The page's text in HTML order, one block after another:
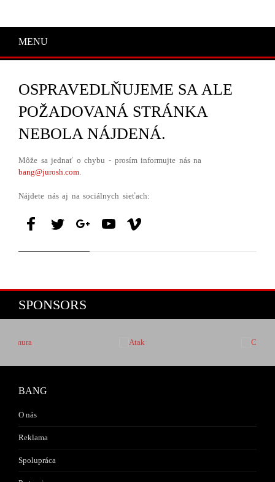
MENU
OSPRAVEDLŇUJEME SA ALE
POŽADOVANÁ STRÁNKA
NEBOLA NÁJDENÁ.
Môže sa jednať o chybu - prosím informujte nás na
bang@jurosh.com.
Nájdete nás aj na sociálnych sieťach:
SPONSORS
BANG
O nás
Reklama
Spolupráca